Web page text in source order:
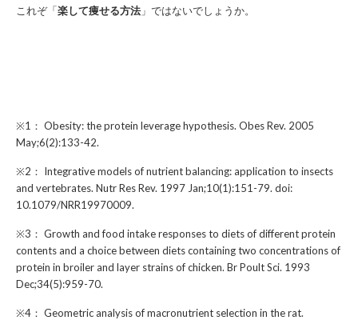
これぞ「楽して痩せる方法 」ではないでしょうか。
※1： Obesity: the protein leverage hypothesis. Obes Rev. 2005
May;6(2):133-42.
※2： Integrative models of nutrient balancing: application to insects
and vertebrates. Nutr Res Rev. 1997 Jan;10(1):151-79. doi:
10.1079/NRR19970009.
※3： Growth and food intake responses to diets of different protein
contents and a choice between diets containing two concentrations of
protein in broiler and layer strains of chicken. Br Poult Sci. 1993
Dec;34(5):959-70.
※4： Geometric analysis of macronutrient selection in the rat.